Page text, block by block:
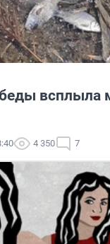
всплыла
4 350 7